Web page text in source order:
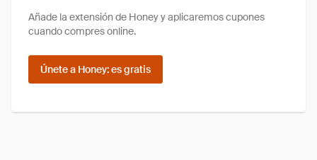
Añade la extensión de Honey y aplicaremos cupones
cuando compres online.
Únete a Honey: es gratis